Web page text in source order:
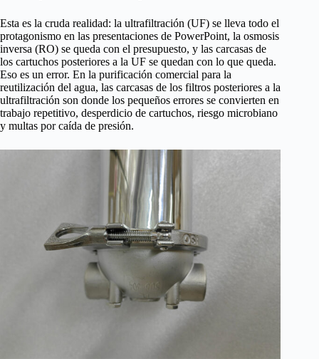
Esta es la cruda realidad: la ultrafiltración (UF) se lleva todo el
protagonismo en las presentaciones de PowerPoint, la osmosis
inversa (RO) se queda con el presupuesto, y las carcasas de
los cartuchos posteriores a la UF se quedan con lo que queda.
Eso es un error. En la purificación comercial para la
reutilización del agua, las carcasas de los filtros posteriores a la
ultrafiltración son donde los pequeños errores se convierten en
trabajo repetitivo, desperdicio de cartuchos, riesgo microbiano
y multas por caída de presión.